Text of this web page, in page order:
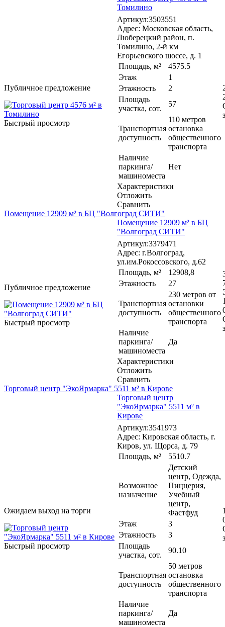
Публичное предложение
Быстрый просмотр
Томилино
Артикул:3503551
Адрес: Московская область,
Люберецкий район, п.
Томилино, 2-й км
Егорьевского шоссе, д. 1
Площадь, м²
4575.5
Этаж
1
Этажность
2
Площадь
участка, сот.
57
Транспортная
доступность
110 метров
остановка
общественного
транспорта
Наличие
паркинга/
машиноместа
Нет
Характеристики
Отложить
Сравнить
Помещение 12909 м² в БЦ "Волгоград СИТИ"
Публичное предложение
Быстрый просмотр
Помещение 12909 м² в БЦ
"Волгоград СИТИ"
Артикул:3379471
Адрес: г.Волгоград,
ул.им.Рокоссовского, д.62
Площадь, м²
12908,8
Этажность
27
Транспортная
доступность
230 метров от
остановки
общественного
транспорта
Наличие
паркинга/
машиноместа
Да
Характеристики
Отложить
Сравнить
Торговый центр "ЭкоЯрмарка" 5511 м² в Кирове
Ожидаем выход на торги
Быстрый просмотр
Торговый центр
"ЭкоЯрмарка" 5511 м² в
Кирове
Артикул:3541973
Адрес: Кировская область, г.
Киров, ул. Щорса, д. 79
Площадь, м²
5510.7
Возможное
назначение
Детский
центр, Одежда,
Пиццерия,
Учебный
центр,
Фастфуд
Этаж
3
Этажность
3
Площадь
участка, сот.
90.10
Транспортная
доступность
50 метров
остановка
общественного
транспорта
Наличие
паркинга/
машиноместа
Да